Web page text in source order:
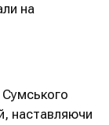
на
Сумського
наставляючи